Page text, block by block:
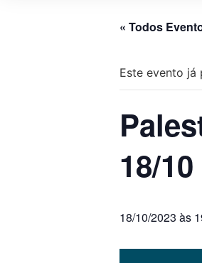
« Todos
Este evento já
18/10
18/10/2023 às